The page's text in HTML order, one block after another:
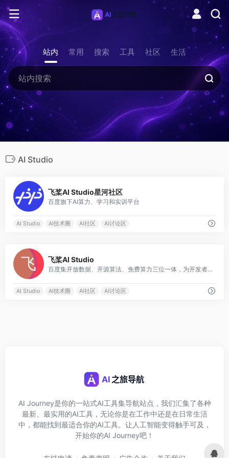
站内 常用 搜索 工具 社区 生活
AI Studio
飞桨AI Studio星河社区
百度旗下AI算力、学习和实训平台
AI Studio AI技术圈 AI社区 AI讨论区
飞桨AI Studio
百度集开放数据、开源算法、免费算力三位一体，为开发者提供高效学习和开发环境、高价值高奖金竞赛项目，支撑高校老师轻松实现AI教学，并助力开发者学习交流，加速落地AI业务场景
AI Studio AI技术圈 AI社区 AI讨论区
AI Journey是你的一站式AI工具集导航站点，我们汇集了各种
最新、最实用的AI工具，无论你是在工作中还是在日常生活
中，都能找到最适合你的AI工具。让人工智能变得触手可及，
开始你的AI Journey吧！